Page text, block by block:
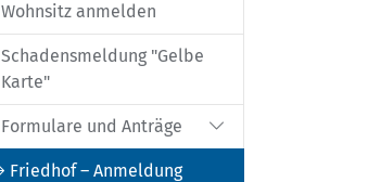
Wohnsitz anmelden
Schadensmeldung "Gelbe
Karte"
Formulare und Anträge
Friedhof – Anmeldung